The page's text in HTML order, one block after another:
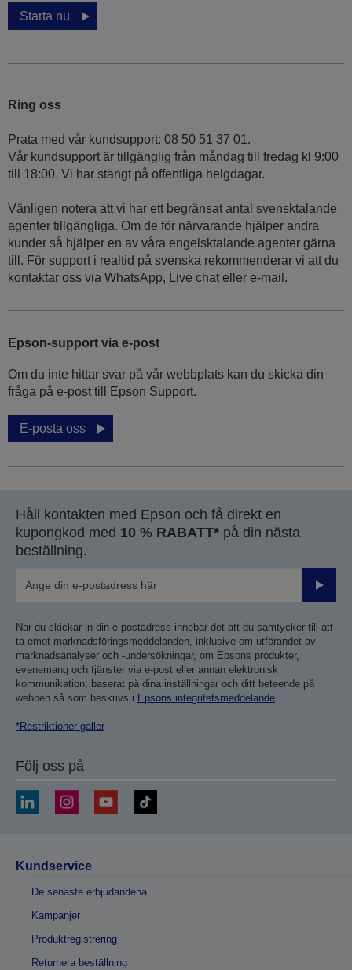
Starta nu
Ring oss
Prata med vår kundsupport: 08 50 51 37 01.
Vår kundsupport är tillgänglig från måndag till fredag kl 9:00
till 18:00. Vi har stängt på offentliga helgdagar.
Vänligen notera att vi har ett begränsat antal svensktalande
agenter tillgängliga. Om de för närvarande hjälper andra
kunder så hjälper en av våra engelsktalande agenter gärna
till. För support i realtid på svenska rekommenderar vi att du
kontaktar oss via WhatsApp, Live chat eller e-mail.
Epson-support via e-post
Om du inte hittar svar på vår webbplats kan du skicka din
fråga på e-post till Epson Support.
E-posta oss
Håll kontakten med Epson och få direkt en
kupongkod med 10 % RABATT* på din nästa
beställning.
Skicka
När du skickar in din e-postadress innebär det att du samtycker till att
ta emot marknadsföringsmeddelanden, inklusive om utförandet av
marknadsanalyser och -undersökningar, om Epsons produkter,
evenemang och tjänster via e-post eller annan elektronisk
kommunikation, baserat på dina inställningar och ditt beteende på
webben så som beskrivs i Epsons integritetsmeddelande
*Restriktioner gäller
Följ oss på
Kundservice
De senaste erbjudandena
Kampanjer
Produktregistrering
Returnera beställning